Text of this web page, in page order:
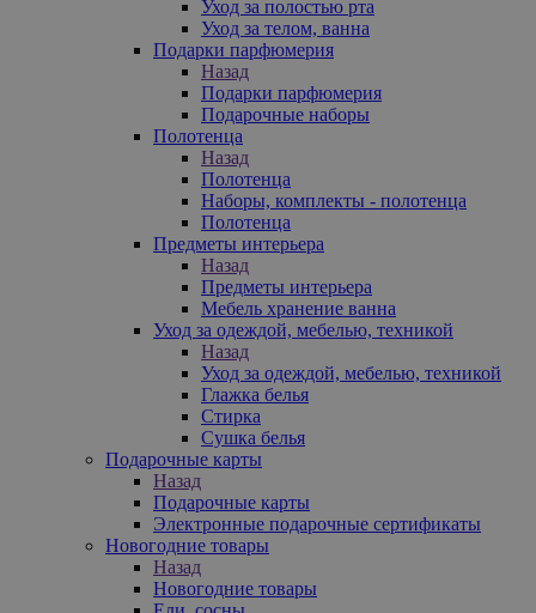
Уход за полостью рта
Уход за телом, ванна
Подарки парфюмерия
Назад
Подарки парфюмерия
Подарочные наборы
Полотенца
Назад
Полотенца
Наборы, комплекты - полотенца
Полотенца
Предметы интерьера
Назад
Предметы интерьера
Мебель хранение ванна
Уход за одеждой, мебелью, техникой
Назад
Уход за одеждой, мебелью, техникой
Глажка белья
Стирка
Сушка белья
Подарочные карты
Назад
Подарочные карты
Электронные подарочные сертификаты
Новогодние товары
Назад
Новогодние товары